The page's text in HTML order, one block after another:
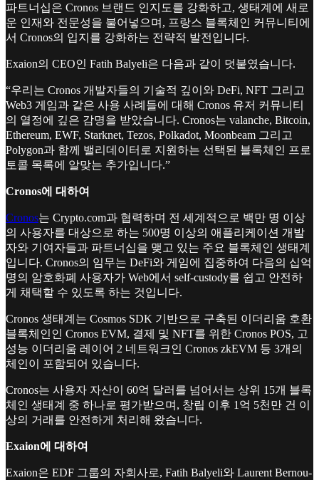
파트너십은 Cronos 브랜드 인지도를 강화하고, 생태계에 새로
운 인재와 전문성을 불어넣으며, 프랑스 블록체인 커뮤니티에
서 Cronos의 입지를 강화하는 전략적 발전입니다.
Exaion의 CEO인 Fatih Balyeli은 다음과 같이 덧붙였습니다.
“우리는 Cronos 개발자들의 기술적 깊이와 DeFi, NFT 그리고
Web3 게임과 같은 사용 사례들에 대해 Cronos 유저 커뮤니티
의 열정에 깊은 감명을 받았습니다. Cronos는 valanche, Bitcoin,
Ethereum, EWF, Starknet, Tezos, Polkadot, Moonbeam 그리고
Polygon과 함께 밸리데이터로 지원하는 선택된 블록체인 프로
토콜 목록에 알맞는 추가입니다.”
Cronos에 대하여
Cronos는 Crypto.com과 협력하며 전 세계적으로 백만 명 이상
의 사용자를 대상으로 하는 500명 이상의 애플리케이션 개발
자와 기여자들과 파트너십을 맺고 있는 주요 블록체인 생태계
입니다. Cronos의 임무는 DeFi와 게임에 집중하여 다음의 십억
명의 암호화폐 사용자가 Web에서 self-custody를 쉽고 안전하
게 채택할 수 있도록 하는 것입니다.
Cronos 생태계는 Cosmos SDK 기반으로 구축된 이더리움 호환
블록체인인 Cronos EVM, 결제 및 NFT를 위한 Cronos POS, 고
성능 이더리움 레이어 2 네트워크인 Cronos zkEVM 등 3개의
체인이 포함되어 있습니다.
Cronos는 사용자 자산이 60억 달러를 넘어서는 상위 15개 블록
체인 생태계 중 하나로 평가받으며, 창립 이후 1억 5천만 건 이
상의 거래를 안전하게 처리해 왔습니다.
Exaion에 대하여
Exaion은 EDF 그룹의 자회사로, Fatih Balyeli와 Laurent Bernou-